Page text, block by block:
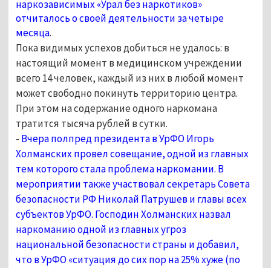
наркозависимых «Урал без наркотиков»
отчиталось о своей деятельности за четыре
месяца.
Пока видимых успехов добиться не удалось: в
настоящий момент в медицинском учреждении
всего 14 человек, каждый из них в любой момент
может свободно покинуть территорию центра.
При этом на содержание одного наркомана
тратится тысяча рублей в сутки.
- Вчера полпред президента в УрФО Игорь
Холманских провел совещание, одной из главных
тем которого стала проблема наркомании. В
мероприятии также участвовал секретарь Совета
безопасности РФ Николай Патрушев и главы всех
субъектов УрФО. Господин Холманских назвал
наркоманию одной из главных угроз
национальной безопасности страны и добавил,
что в УрФО «ситуация до сих пор на 25% хуже (по